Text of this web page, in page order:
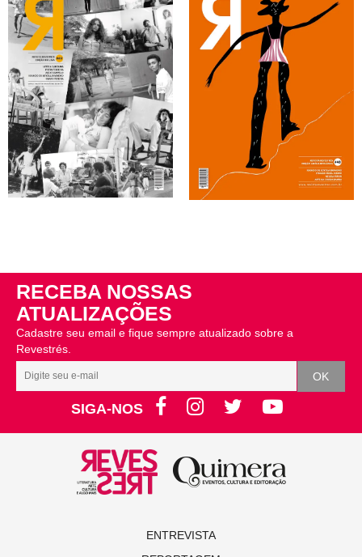
RECEBA NOSSAS
ATUALIZAÇÕES
Cadastre seu email e fique sempre atualizado sobre a
Revestrés.
SIGA-NOS
ENTREVISTA